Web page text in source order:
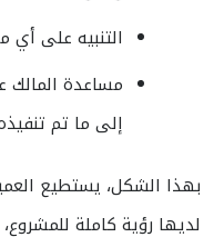
التنبيه على أي
مساعدة
إلى ما تم
بهذا الشكل، يستطيع
لديها رؤية كاملة